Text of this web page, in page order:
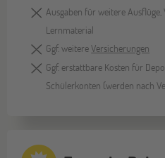
Ausgaben für weitere
Lernmaterial
Ggf. weitereVersicherungen
Ggf. erstattbare Kosten für
Schülerkonten (werden nach